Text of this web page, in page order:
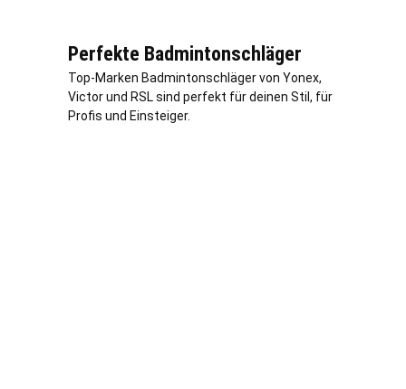
Perfekte Badmintonschläger
Top-Marken Badmintonschläger von Yonex,
Victor und RSL sind perfekt für deinen Stil, für
Profis und Einsteiger.